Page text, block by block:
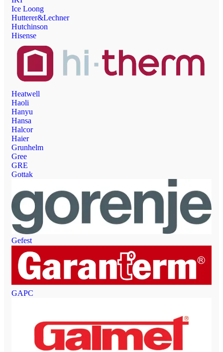
Ice Loong
Hutterer&Lechner
Hutchinson
Hisense
Heatwell
Haoli
Hanyu
Hansa
Halcor
Haier
Grunhelm
Gree
GRE
Gottak
Gefest
GAPC